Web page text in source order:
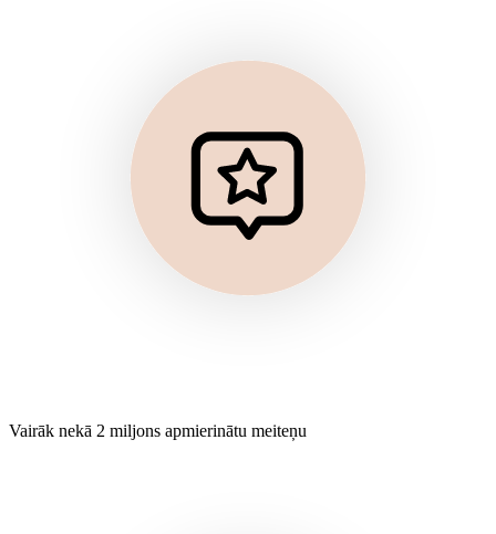
Vairāk nekā 2 miljons apmierinātu meiteņu